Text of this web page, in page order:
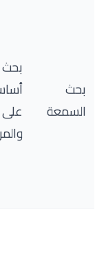
بحث
السمعة
بحث
على